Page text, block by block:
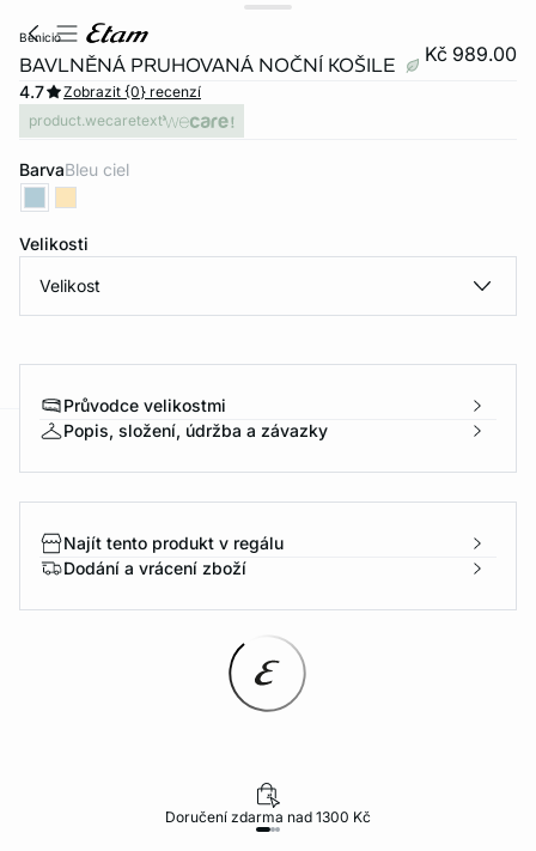
benicio
BAVLNĚNÁ PRUHOVANÁ NOČNÍ KOŠILE Kč 989.00
4.7
Zobrazit {0} recenzí
product.wecaretext
Barva bleu ciel
Velikosti
Velikost
Průvodce velikostmi
Popis, složení, údržba a závazky
Najít tento produkt v regálu
Dodání a vrácení zboží
Doručení zdarma nad 1300 Kč